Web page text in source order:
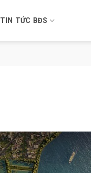
TIN TỨC BĐS